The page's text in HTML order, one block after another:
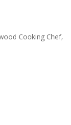
Cooking Chef,